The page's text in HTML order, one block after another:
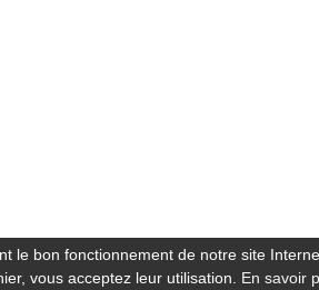
le bon fonctionnement de notre site
vous acceptez leur utilisation. En savoir